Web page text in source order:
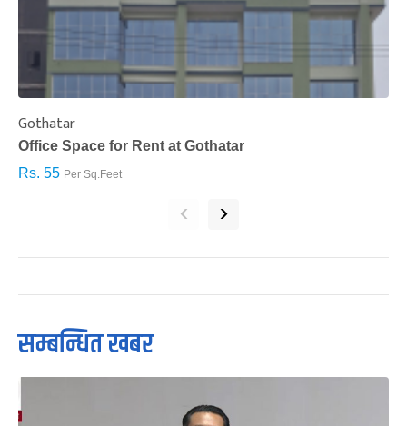
Gothatar
Office Space for Rent at Gothatar
Rs. 55 Per Sq.Feet
‹ ›
सम्बन्धित खबर